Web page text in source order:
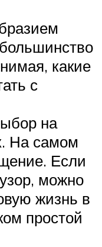
какие
с
на
На самом
Если
можно
жизнь в
простой